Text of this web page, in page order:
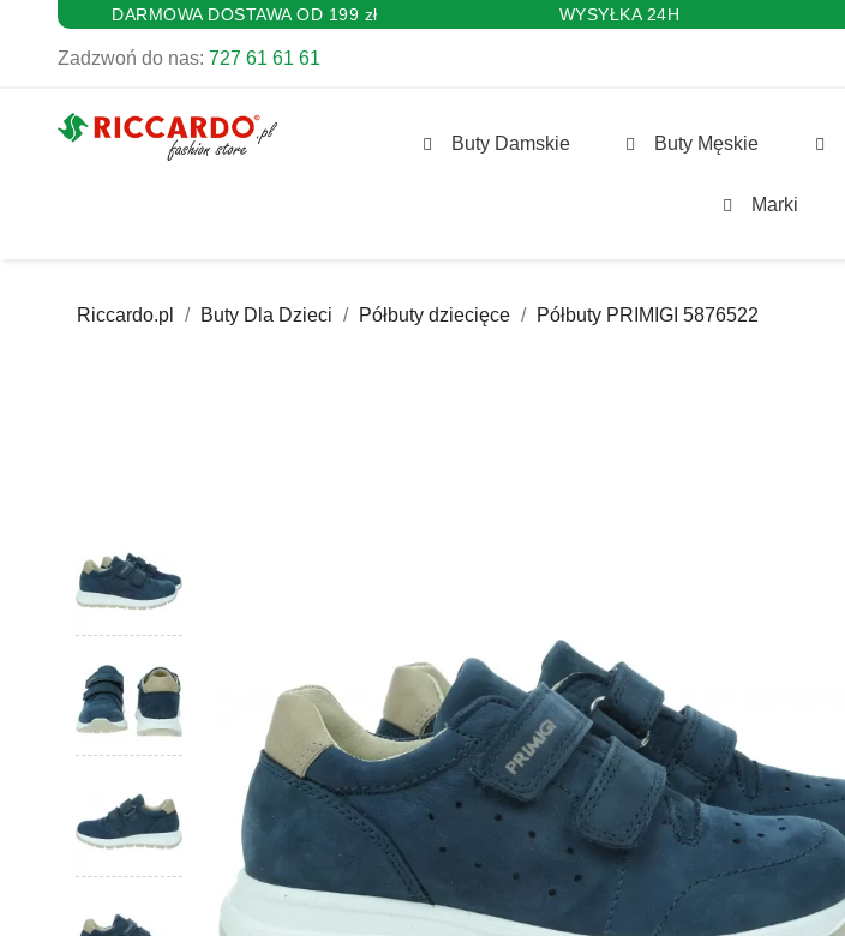
DARMOWA DOSTAWA OD 199 zł WYSYŁKA 24H
Zadzwoń do nas: 727 61 61 61
Buty Damskie Buty Męskie
Marki
Riccardo.pl Buty Dla Dzieci Półbuty dziecięce Półbuty PRIMIGI 5876522